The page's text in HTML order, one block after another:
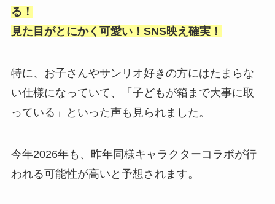
る！
見た目がとにかく可愛い！SNS映え確実！
特に、お子さんやサンリオ好きの方にはたまらな
い仕様になっていて、「子どもが箱まで大事に取
っている」といった声も見られました。
今年2026年も、昨年同様キャラクターコラボが行
われる可能性が高いと予想されます。